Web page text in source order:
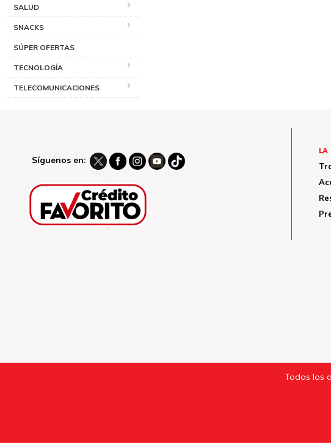
SALUD
SNACKS
SÚPER OFERTAS
TECNOLOGÍA
TELECOMUNICACIONES
Síguenos en:
LA
Todos los